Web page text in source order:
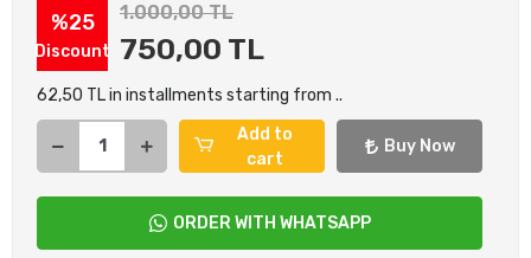
%25
Discount
1.000,00 TL
750,00 TL
62,50 TL in installments starting from ..
Add to
cart
Buy Now
ORDER WITH WHATSAPP